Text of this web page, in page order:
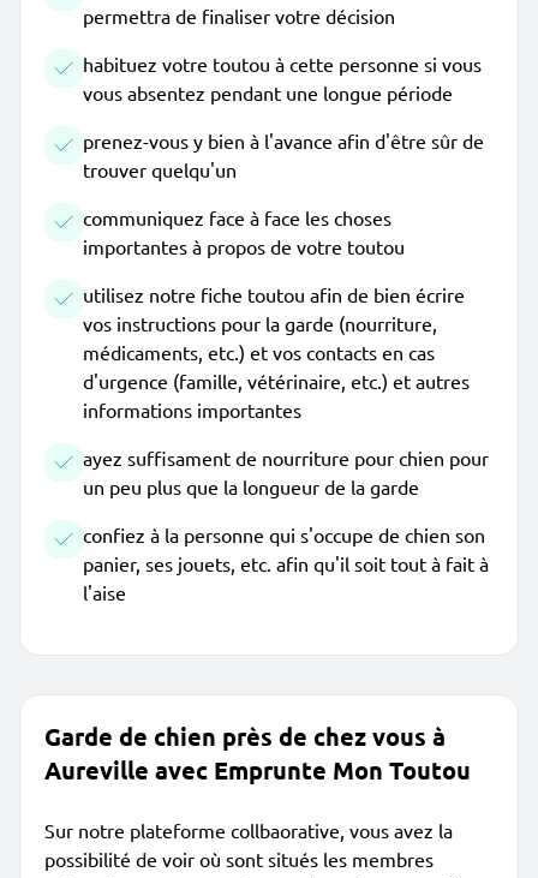
permettra de finaliser votre décision
habituez votre toutou à cette personne si vous
vous absentez pendant une longue période
prenez-vous y bien à l'avance afin d'être sûr de
trouver quelqu'un
communiquez face à face les choses
importantes à propos de votre toutou
utilisez notre fiche toutou afin de bien écrire
vos instructions pour la garde (nourriture,
médicaments, etc.) et vos contacts en cas
d'urgence (famille, vétérinaire, etc.) et autres
informations importantes
ayez suffisament de nourriture pour chien pour
un peu plus que la longueur de la garde
confiez à la personne qui s'occupe de chien son
panier, ses jouets, etc. afin qu'il soit tout à fait à
l'aise
Garde de chien près de chez vous à
Aureville avec Emprunte Mon Toutou
Sur notre plateforme collbaorative, vous avez la
possibilité de voir où sont situés les membres